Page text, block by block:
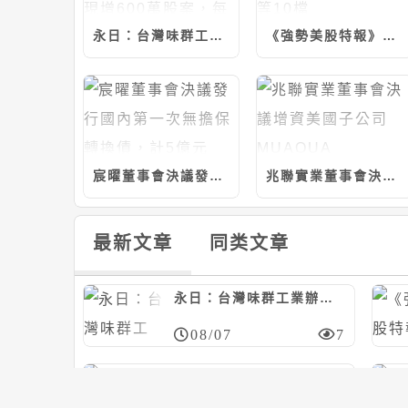
永日：台灣味群工業辦理115年第一次現增600萬股案，每股45元 《強勢美股特報》TMUS,MSI,PH,FOXA等10檔
宸曜董事會決議發行國內第一次無擔保轉換債，計5億元 兆聯實業董事會決議增資美國子公司MUAQUA ENGINEERING，計5千萬美元
最新文章 同类文章
永日：台灣味群工業辦理115年第一次現增600萬股案，每股45元
08/07 7